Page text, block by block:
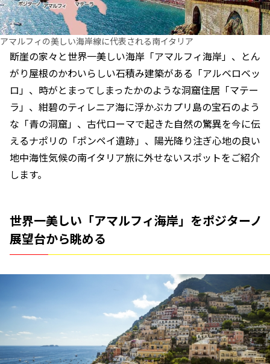
アマルフィの美しい海岸線に代表される南イタリア
断崖の家々と世界一美しい海岸「アマルフィ海岸」、とん
がり屋根のかわいらしい石積み建築がある「アルベロベッ
ロ」、時がとまってしまったかのような洞窟住居「マテー
ラ」、紺碧のティレニア海に浮かぶカプリ島の宝石のよう
な「青の洞窟」、古代ローマで起きた自然の驚異を今に伝
えるナポリの「ポンペイ遺跡」、陽光降り注ぎ心地の良い
地中海性気候の南イタリア旅に外せないスポットをご紹介
します。
世界一美しい「アマルフィ海岸」をポジターノ
展望台から眺める